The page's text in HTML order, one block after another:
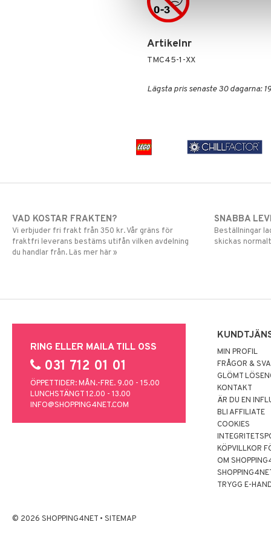
Artikelnr
TMC45-1-XX
Lägsta pris senaste 30 dagarna:
VAD KOSTAR FRAKTEN?
Vi erbjuder fri frakt från 350 kr. Vår gräns för
fraktfri leverans bestäms utifån vilken avdelning
du handlar från. Läs mer här »
SNABBA
Beställningar
skickas
RING ELLER MAILA TILL OSS
031 712 01 01
ÖPPETTIDER: MÅN.-FRE. 9.00 - 15.00
LUNCHSTÄNGT 12.00 - 13.00
INFO@SHOPPING4NET.COM
MIN PROFIL
FRÅGOR &
GLÖMT
KONTAKT
ÄR DU EN
BLI AFFILIATE
COOKIES
KÖPVILLKOR
OM
TRYGG E-
© 2026 SHOPPING4NET • SITEMAP